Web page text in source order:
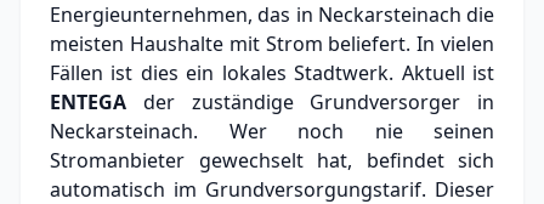
Energieunternehmen, das in Neckarsteinach die
meisten Haushalte mit Strom beliefert. In vielen
Fällen ist dies ein lokales Stadtwerk. Aktuell ist
ENTEGA der zuständige Grundversorger in
Neckarsteinach. Wer noch nie seinen
Stromanbieter gewechselt hat, befindet sich
automatisch im Grundversorgungstarif. Dieser